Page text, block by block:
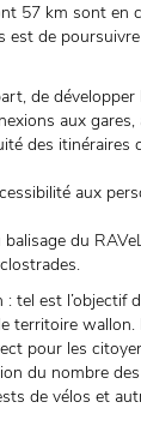
57 km sont en
est de
de développer
aux gares,
des itinéraires
aux
du
tel est l’objectif
territoire wallon.
pour les
du nombre
de vélos et